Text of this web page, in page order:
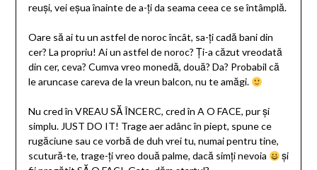
reuși, vei eșua înainte de a-ți da seama ceea ce se întâmplă.
Oare să ai tu un astfel de noroc încât, sa-ți cadă bani din
cer? La propriu! Ai un astfel de noroc? Ți-a căzut vreodată
din cer, ceva? Cumva vreo monedă, două? Da? Probabil că
le aruncase careva de la vreun balcon, nu te amăgi.
Nu cred în VREAU SĂ ÎNCERC, cred în A O FACE, pur și
simplu. JUST DO IT! Trage aer adânc în piept, spune ce
rugăciune sau ce vorbă de duh vrei tu, numai pentru tine,
scutură-te, trage-ți vreo două palme, dacă simți nevoia
și